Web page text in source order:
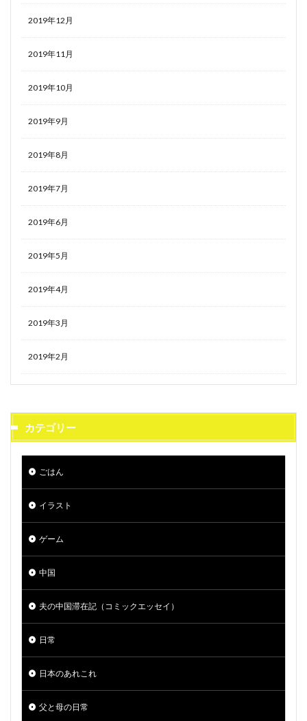
2019年12月
2019年11月
2019年10月
2019年9月
2019年8月
2019年7月
2019年6月
2019年5月
2019年4月
2019年3月
2019年2月
カテゴリー
ごはん
イラスト
ゲーム
中国
夫の中国滞在記（コミックエッセイ）
日常
日本のあれこれ
父と母の日常